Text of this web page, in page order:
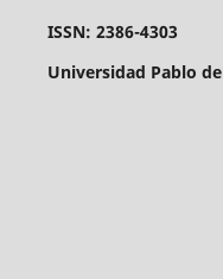
ISSN: 2386-4303
Universidad Pablo